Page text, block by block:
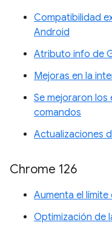
Compatibilidad
Android
Atributo info de
Mejoras en la
Se mejoraron
comandos
Actualizaciones
Chrome 126
Aumenta el
Optimización de